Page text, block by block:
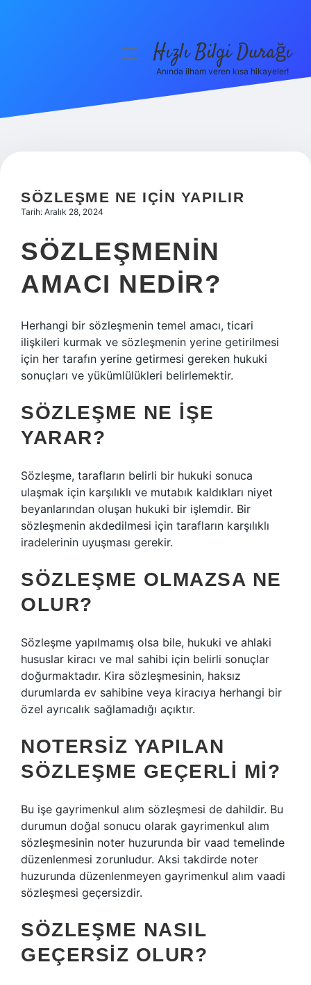
Hakkımızda
menüyüHızlı Bilgi Durağı
Anında ilham veren kısa hikayeler!
SÖZLEŞME NE IÇIN YAPILIR
Tarih: Aralık 28, 2024
SÖZLEŞMENIN
AMACI NEDIR?
Herhangi bir sözleşmenin temel amacı, ticari
ilişkileri kurmak ve sözleşmenin yerine getirilmesi
için her tarafın yerine getirmesi gereken hukuki
sonuçları ve yükümlülükleri belirlemektir.
SÖZLEŞME NE IŞE
YARAR?
Sözleşme, tarafların belirli bir hukuki sonuca
ulaşmak için karşılıklı ve mutabık kaldıkları niyet
beyanlarından oluşan hukuki bir işlemdir. Bir
sözleşmenin akdedilmesi için tarafların karşılıklı
iradelerinin uyuşması gerekir.
SÖZLEŞME OLMAZSA NE
OLUR?
Sözleşme yapılmamış olsa bile, hukuki ve ahlaki
hususlar kiracı ve mal sahibi için belirli sonuçlar
doğurmaktadır. Kira sözleşmesinin, haksız
durumlarda ev sahibine veya kiracıya herhangi bir
özel ayrıcalık sağlamadığı açıktır.
NOTERSIZ YAPILAN
SÖZLEŞME GEÇERLI MI?
Bu işe gayrimenkul alım sözleşmesi de dahildir. Bu
durumun doğal sonucu olarak gayrimenkul alım
sözleşmesinin noter huzurunda bir vaad temelinde
düzenlenmesi zorunludur. Aksi takdirde noter
huzurunda düzenlenmeyen gayrimenkul alım vaadi
sözleşmesi geçersizdir.
SÖZLEŞME NASIL
GEÇERSIZ OLUR?